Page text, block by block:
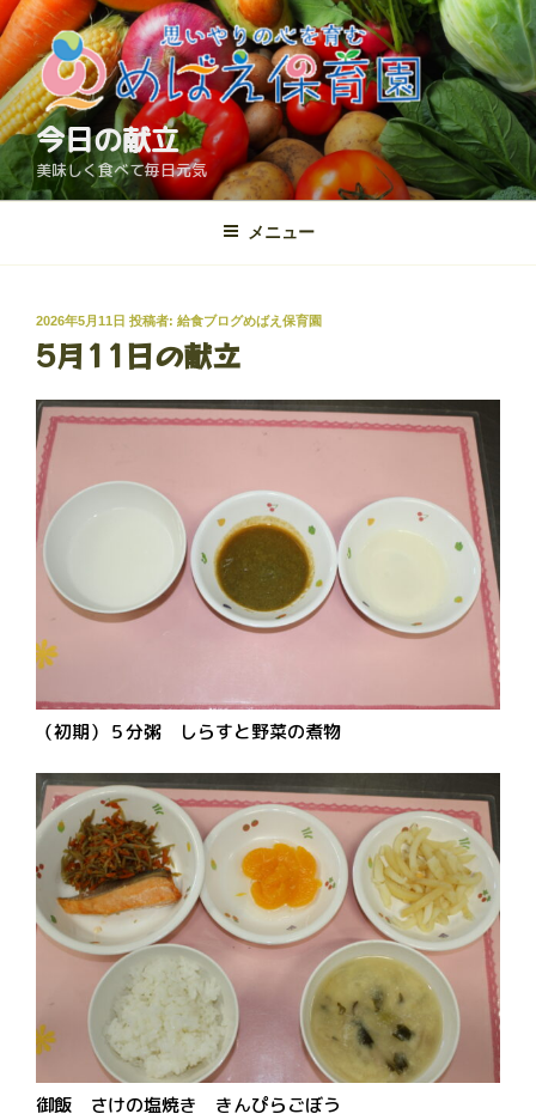
コ
ン
テ
ン
ツ
ス
プ
今日の献立
美味しく食べて毎日元気
メニュー
投
稿
日:
2026年5月11日 投稿者: 給食ブログめばえ保育園
5月11日の献立
（初期）５分粥 しらすと野菜の煮物
御飯 さけの塩焼き きんぴらごぼう